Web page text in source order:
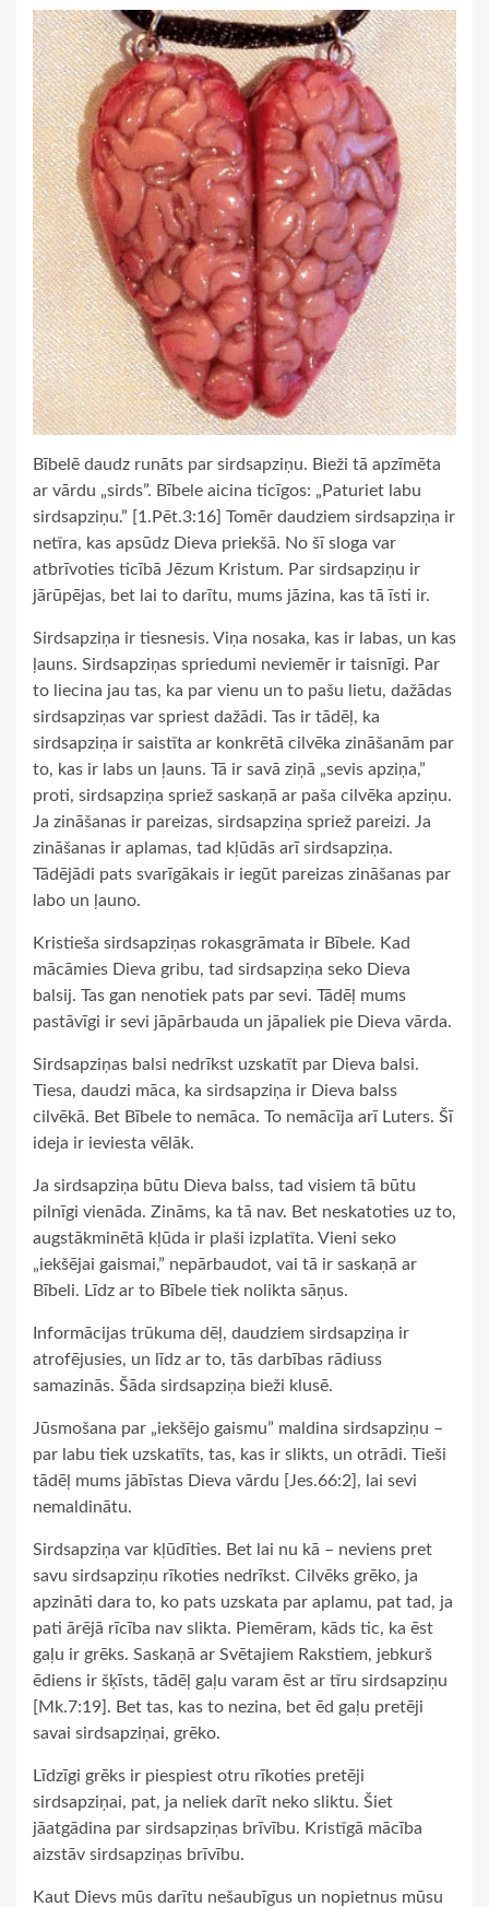
Bībelē daudz runāts par sirdsapziņu. Bieži tā apzīmēta
ar vārdu „sirds”. Bībele aicina ticīgos: „Paturiet labu
sirdsapziņu.” [1.Pēt.3:16] Tomēr daudziem sirdsapziņa ir
netīra, kas apsūdz Dieva priekšā. No šī sloga var
atbrīvoties ticībā Jēzum Kristum. Par sirdsapziņu ir
jārūpējas, bet lai to darītu, mums jāzina, kas tā īsti ir.
Sirdsapziņa ir tiesnesis. Viņa nosaka, kas ir labas, un kas
ļauns. Sirdsapziņas spriedumi neviemēr ir taisnīgi. Par
to liecina jau tas, ka par vienu un to pašu lietu, dažādas
sirdsapziņas var spriest dažādi. Tas ir tādēļ, ka
sirdsapziņa ir saistīta ar konkrētā cilvēka zināšanām par
to, kas ir labs un ļauns. Tā ir savā ziņā „sevis apziņa,”
proti, sirdsapziņa spriež saskaņā ar paša cilvēka apziņu.
Ja zināšanas ir pareizas, sirdsapziņa spriež pareizi. Ja
zināšanas ir aplamas, tad kļūdās arī sirdsapziņa.
Tādējādi pats svarīgākais ir iegūt pareizas zināšanas par
labo un ļauno.
Kristieša sirdsapziņas rokasgrāmata ir Bībele. Kad
mācāmies Dieva gribu, tad sirdsapziņa seko Dieva
balsij. Tas gan nenotiek pats par sevi. Tādēļ mums
pastāvīgi ir sevi jāpārbauda un jāpaliek pie Dieva vārda.
Sirdsapziņas balsi nedrīkst uzskatīt par Dieva balsi.
Tiesa, daudzi māca, ka sirdsapziņa ir Dieva balss
cilvēkā. Bet Bībele to nemāca. To nemācīja arī Luters. Šī
ideja ir ieviesta vēlāk.
Ja sirdsapziņa būtu Dieva balss, tad visiem tā būtu
pilnīgi vienāda. Zināms, ka tā nav. Bet neskatoties uz to,
augstākminētā kļūda ir plaši izplatīta. Vieni seko
„iekšējai gaismai,” nepārbaudot, vai tā ir saskaņā ar
Bībeli. Līdz ar to Bībele tiek nolikta sāņus.
Informācijas trūkuma dēļ, daudziem sirdsapziņa ir
atrofējusies, un līdz ar to, tās darbības rādiuss
samazinās. Šāda sirdsapziņa bieži klusē.
Jūsmošana par „iekšējo gaismu” maldina sirdsapziņu –
par labu tiek uzskatīts, tas, kas ir slikts, un otrādi. Tieši
tādēļ mums jābīstas Dieva vārdu [Jes.66:2], lai sevi
nemaldinātu.
Sirdsapziņa var kļūdīties. Bet lai nu kā – neviens pret
savu sirdsapziņu rīkoties nedrīkst. Cilvēks grēko, ja
apzināti dara to, ko pats uzskata par aplamu, pat tad, ja
pati ārējā rīcība nav slikta. Piemēram, kāds tic, ka ēst
gaļu ir grēks. Saskaņā ar Svētajiem Rakstiem, jebkurš
ēdiens ir šķīsts, tādēļ gaļu varam ēst ar tīru sirdsapziņu
[Mk.7:19]. Bet tas, kas to nezina, bet ēd gaļu pretēji
savai sirdsapziņai, grēko.
Līdzīgi grēks ir piespiest otru rīkoties pretēji
sirdsapziņai, pat, ja neliek darīt neko sliktu. Šiet
jāatgādina par sirdsapziņas brīvību. Kristīgā mācība
aizstāv sirdsapziņas brīvību.
Kaut Dievs mūs darītu nešaubīgus un nopietnus mūsu